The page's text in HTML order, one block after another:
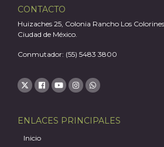
CONTACTO
Huizaches 25, Colonia Rancho Los
Ciudad de México.
Conmutador: (55) 5483 3800
ENLACES PRINCIPALES
Inicio